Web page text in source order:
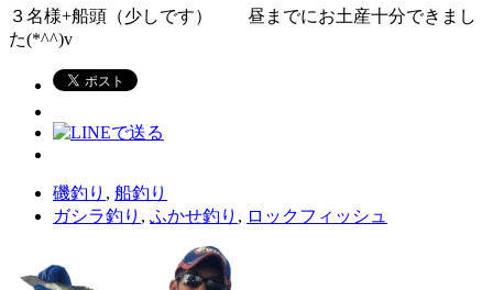
３名様+船頭（少しです） 昼までにお土産十分できまし
た(*^^)v
磯釣り , 船釣り
ガシラ釣り , ふかせ釣り , ロックフィッシュ